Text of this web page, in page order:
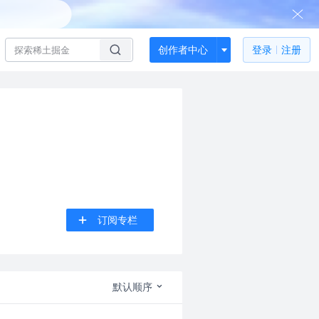
创作者中心 登录 注册
订阅专栏
默认顺序